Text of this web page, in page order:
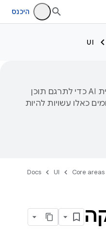
היכנס
UI
‫Google משתמשת בטכנולוגיית AI כדי לתרגם תוכן
כאלו עשויות להיות
Core areas
UI
Docs